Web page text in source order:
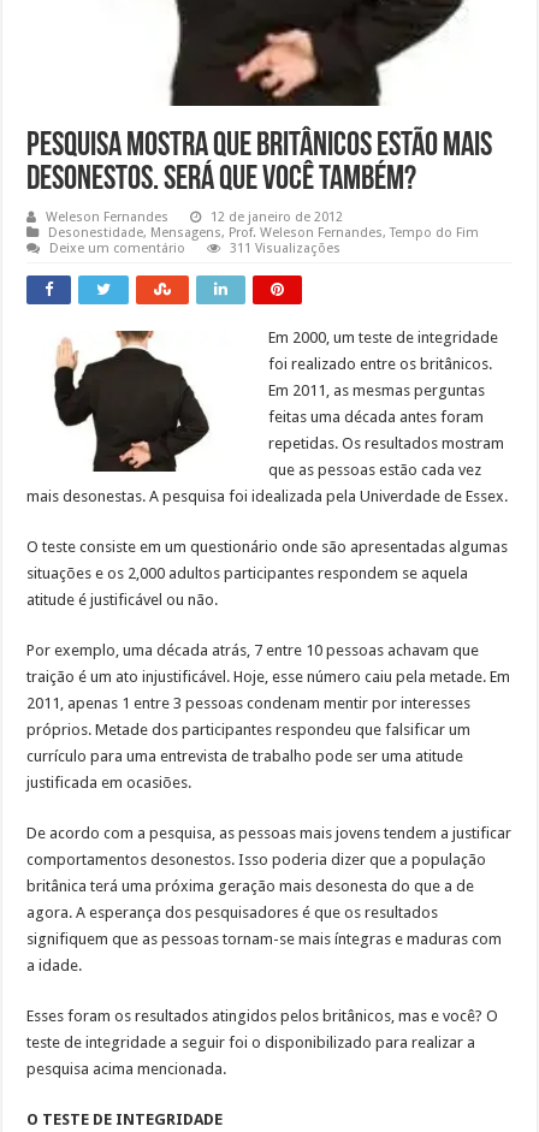
Pesquisa mostra que britânicos estão mais
desonestos. Será que você também?
Weleson Fernandes
12 de janeiro de 2012
Desonestidade, Mensagens, Prof. Weleson Fernandes,Tempo do Fim
Deixe um comentário
311 Visualizações
Em 2000, um teste de integridade
foi realizado entre os britânicos.
Em 2011, as mesmas perguntas
feitas uma década antes foram
repetidas. Os resultados mostram
que as pessoas estão cada vez
mais desonestas. A pesquisa foi idealizada pela Univerdade de Essex.
O teste consiste em um questionário onde são apresentadas algumas
situações e os 2,000 adultos participantes respondem se aquela
atitude é justificável ou não.
Por exemplo, uma década atrás, 7 entre 10 pessoas achavam que
traição é um ato injustificável. Hoje, esse número caiu pela metade. Em
2011, apenas 1 entre 3 pessoas condenam mentir por interesses
próprios. Metade dos participantes respondeu que falsificar um
currículo para uma entrevista de trabalho pode ser uma atitude
justificada em ocasiões.
De acordo com a pesquisa, as pessoas mais jovens tendem a justificar
comportamentos desonestos. Isso poderia dizer que a população
britânica terá uma próxima geração mais desonesta do que a de
agora. A esperança dos pesquisadores é que os resultados
signifiquem que as pessoas tornam-se mais íntegras e maduras com
a idade.
Esses foram os resultados atingidos pelos britânicos, mas e você? O
teste de integridade a seguir foi o disponibilizado para realizar a
pesquisa acima mencionada.
O TESTE DE INTEGRIDADE